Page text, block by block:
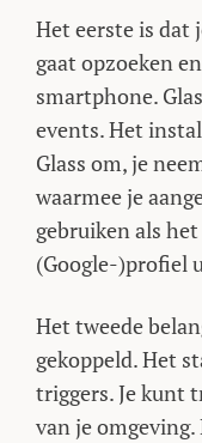
Het eerste is dat
gaat opzoeken
smartphone.
events. Het
Glass om, je
waarmee je
gebruiken als
(Google-)profiel
Het tweede
gekoppeld. Het
triggers. Je kunt
van je